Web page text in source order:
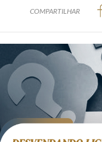
Guia de
COMPARTILHAR